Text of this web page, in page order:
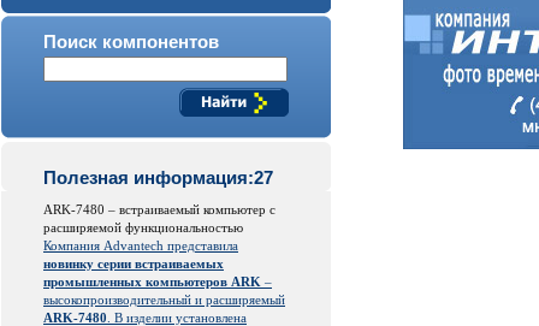
Поиск компонентов
Полезная информация:27
ARK-7480 – встраиваемый компьютер с
расширяемой функциональностью
Компания Advantech представила
новинку серии встраиваемых
промышленных компьютеров ARK –
высокопроизводительный и расширяемый
ARK-7480 . В изделии установлена